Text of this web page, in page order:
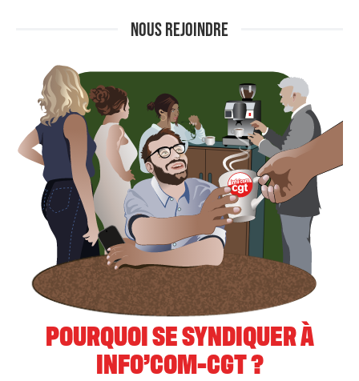
NOUS REJOINDRE
POURQUOI SE SYNDIQUER À
INFO’COM-CGT ?